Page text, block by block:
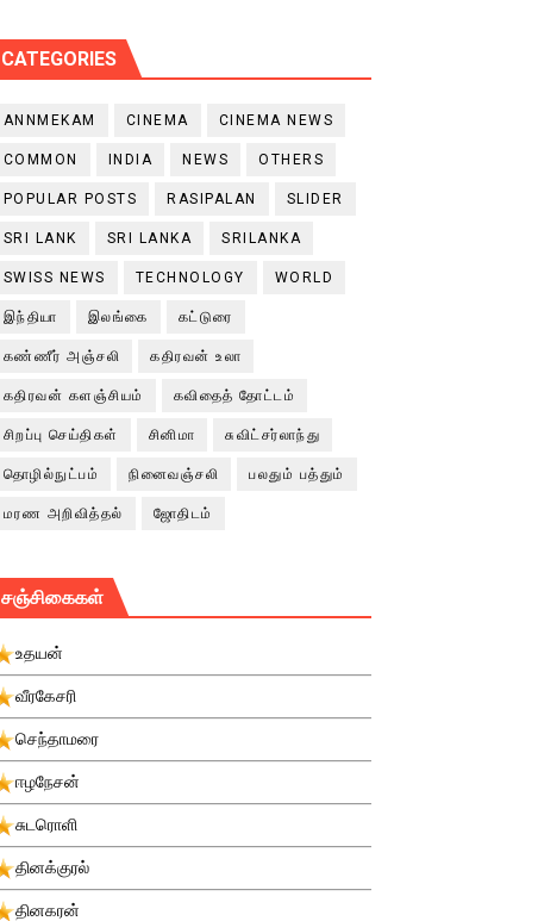
CATEGORIES
ANNMEKAM CINEMA CINEMA NEWS
COMMON INDIA NEWS OTHERS
POPULAR POSTS RASIPALAN SLIDER
SRI LANK SRI LANKA SRILANKA
SWISS NEWS TECHNOLOGY WORLD
இந்தியா இலங்கை கட்டுரை
கண்ணீர் அஞ்சலி கதிரவன் உலா
கதிரவன் களஞ்சியம் கவிதைத் தோட்டம்
சிறப்பு செய்திகள் சினிமா சுவிட்சர்லாந்து
தொழில்நுட்பம் நினைவஞ்சலி பலதும் பத்தும்
மரண அறிவித்தல் ஜோதிடம்
சஞ்சிகைகள்
உதயன்
வீரகேசரி
செந்தாமரை
ஈழநேசன்
சுடரொளி
தினக்குரல்
தினகரன்